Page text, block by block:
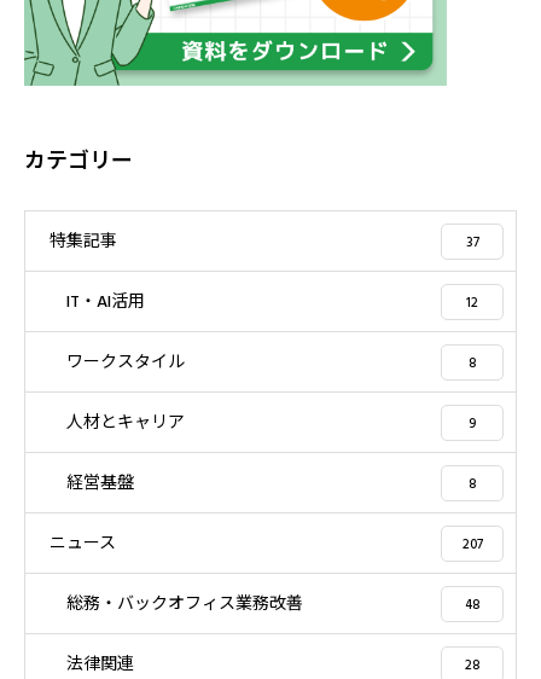
カテゴリー
特集記事 37
IT・AI活用 12
ワークスタイル 8
人材とキャリア 9
経営基盤 8
ニュース 207
総務・バックオフィス業務改善 48
法律関連 28